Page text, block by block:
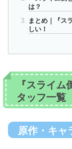
は？
まとめ｜『ス
しい！
『スライ
タッフ一覧
原作・キャ